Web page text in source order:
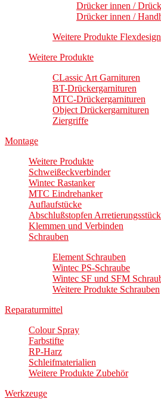
Drücker innen /
Drücker innen /
Weitere Produkte Flexdesign
Weitere Produkte
CLassic Art Garnituren
BT-Drückergarnituren
MTC-Drückergarnituren
Object Drückergarnituren
Ziergriffe
Montage
Weitere Produkte
Schweißeckverbinder
Wintec Rastanker
MTC Eindrehanker
Auflaufstücke
Abschlußstopfen
Klemmen und Verbinden
Schrauben
Element Schrauben
Wintec PS-Schraube
Wintec SF und SFM
Weitere Produkte Schrauben
Reparaturmittel
Colour Spray
Farbstifte
RP-Harz
Schleifmaterialien
Weitere Produkte Zubehör
Werkzeuge